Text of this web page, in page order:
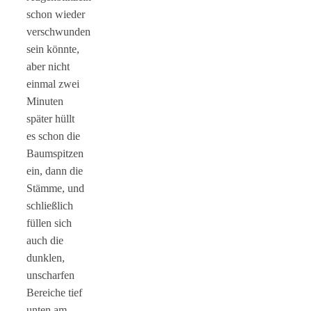
schon wieder
verschwunden
sein könnte,
aber nicht
einmal zwei
Minuten
später hüllt
es schon die
Baumspitzen
ein, dann die
Stämme, und
schließlich
füllen sich
auch die
dunklen,
unscharfen
Bereiche tief